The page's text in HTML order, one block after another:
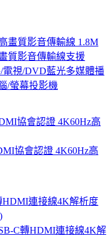
質影音傳輸線支援
電視/DVD藍光多媒體播
/螢幕投影機
協會認證 4K60Hz高
C轉HDMI連接線4K解